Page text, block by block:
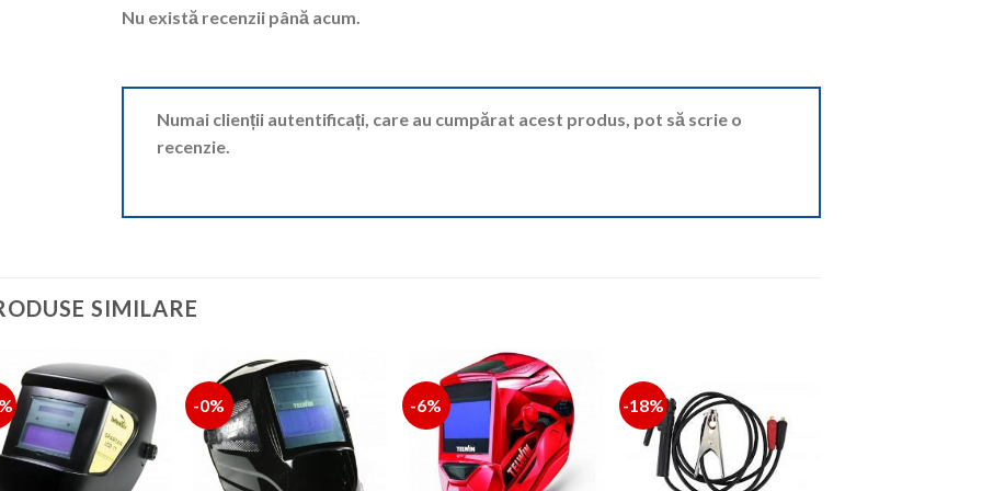
Nu există recenzii până acum.
Numai clienții autentificați, care au cumpărat acest produs, pot să scrie o
recenzie.
SIMILARE
-0% -6% -18%